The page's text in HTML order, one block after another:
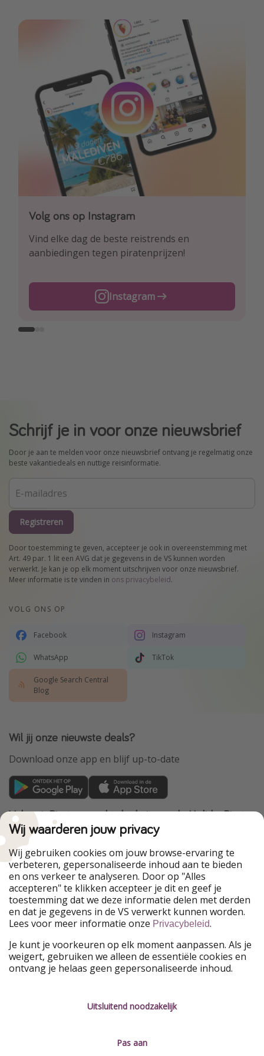
Volg ons op Instagram
Vind elke dag de beste reistrends en
aanbiedingen tegen piratenprijzen!
Instagram
Volg ons op Facebook
Ontdek onze dagelijkse reis- en
vluchtaanbiedingen tegen piratenprijzen!
Facebook
Volg ons op TikTok
Voor de heetste deals en beste reis-hacks!
TikTok
Schrijf je in voor onze nieuwsbrief
Door je aan te melden voor onze nieuwsbrief ontvang je regelmatig onze
beste vakantiedeals en nuttige reisinformatie.
Registreren
Door toestemming te geven, accepteer je ook in overeenstemming met
Art. 49 par. 1 lit een AVG dat je gegevens in de VS kunnen worden
verwerkt. Je kan je op elk moment uitschrijven voor onze nieuwsbrief.
Meer informatie is te vinden in ons privacybeleid.
VOLG ONS OP
Facebook Instagram
WhatsApp TikTok
Google Search Central
Blog
Wil jij onze nieuwste deals?
Download onze app en blijf up-to-date
VakantiePiraten maakt deel uit van de HolidayPirates
Group
Onze markten
PiratinViaggio
HolidayPirates
WakacyjniPiraci
VoyagesPirates
Ferienpiraten
Urlaubspiraten
Urlaubspiraten
ViajerosPiratas
TravelPirates
HolidayPirates Group
Leer ons kennen Juridisch
Colofon
Wij waarderen jouw privacy
Wij gebruiken cookies om jouw browse-ervaring te
verbeteren, gepersonaliseerde inhoud aan te bieden
en ons verkeer te analyseren. Door op "Alles
accepteren" te klikken accepteer je dit en geef je
toestemming dat we deze informatie delen met derden
en dat je gegevens in de VS verwerkt kunnen worden.
Lees voor meer informatie onze Privacybeleid.
Je kunt je voorkeuren op elk moment aanpassen. Als je
weigert, gebruiken we alleen de essentiële cookies en
ontvang je helaas geen gepersonaliseerde inhoud.
Uitsluitend noodzakelijk
Pas aan